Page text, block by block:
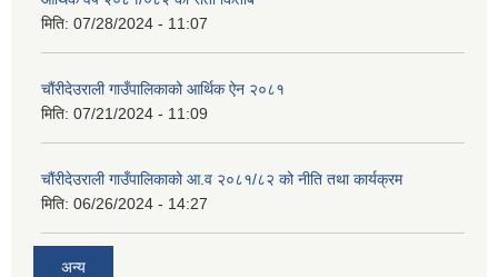
मिति: 07/28/2024 - 11:07
चौंरीदेउराली गाउँपालिकाको आर्थिक ऐन २०८१
मिति: 07/21/2024 - 11:09
चौंरीदेउराली गाउँपालिकाको आ.व २०८१/८२ को नीति तथा कार्यक्रम
मिति: 06/26/2024 - 14:27
अन्य